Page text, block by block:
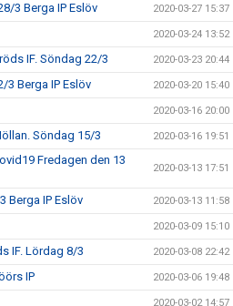
3 Berga IP Eslöv 2020-03-27 15:37
2020-03-24 13:52
IF. Söndag 22/3 2020-03-23 20:44
3 Berga IP Eslöv 2020-03-20 15:40
2020-03-16 20:00
Söndag 15/3 2020-03-16 19:51
Fredagen den 13
2020-03-13 17:51
Berga IP Eslöv 2020-03-13 11:58
2020-03-09 15:10
IF. Lördag 8/3 2020-03-08 22:42
IP 2020-03-06 19:48
2020-03-02 14:57